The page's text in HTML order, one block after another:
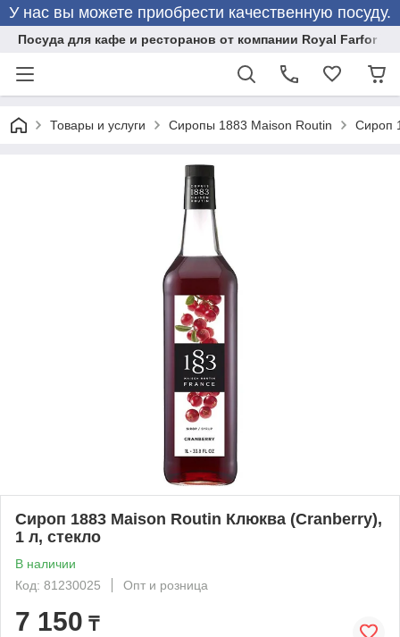
У нас вы можете приобрести качественную посуду.
Посуда для кафе и ресторанов от компании Royal Farfor
Товары и услуги Сиропы 1883 Maison Routin Сироп
Сироп 1883 Maison Routin Клюква (Cranberry),
1 л, стекло
В наличии
Код: 81230025
Опт и розница
7 150 ₸